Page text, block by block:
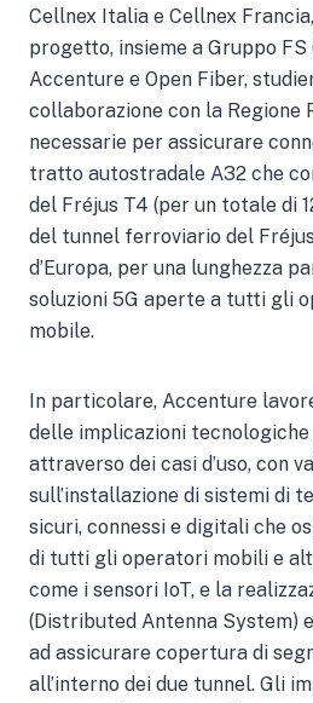
Cellnex Italia e Cellnex
progetto, insieme a Gruppo FS
Accenture e Open Fiber,
collaborazione con la Regione
necessarie per assicurare
tratto autostradale A32 che
del Fréjus T4 (per un totale di
del tunnel ferroviario del
d’Europa, per una lunghezza
soluzioni 5G aperte a tutti gli
mobile.
In particolare, Accenture
delle implicazioni
attraverso dei casi d’uso, con
sull’installazione di sistemi di
sicuri, connessi e digitali che
di tutti gli operatori mobili e
come i sensori IoT, e la
(Distributed Antenna System)
ad assicurare copertura di
all’interno dei due tunnel. Gli